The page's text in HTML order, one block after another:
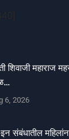
शिवाजी महाराज
6, 2026
संबंधातील